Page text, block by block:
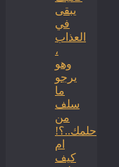
يبقى
في
العذاب
،
وهو
يرجو
ما
سلف
من
حلمك..؟!
ام
كيف